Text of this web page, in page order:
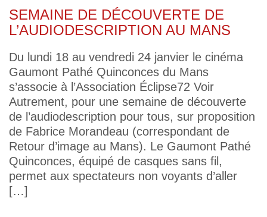
SEMAINE DE DÉCOUVERTE DE
L’AUDIODESCRIPTION AU MANS
Du lundi 18 au vendredi 24 janvier le cinéma
Gaumont Pathé Quinconces du Mans
s’associe à l’Association Éclipse72 Voir
Autrement, pour une semaine de découverte
de l’audiodescription pour tous, sur proposition
de Fabrice Morandeau (correspondant de
Retour d’image au Mans). Le Gaumont Pathé
Quinconces, équipé de casques sans fil,
permet aux spectateurs non voyants d’aller
[…]